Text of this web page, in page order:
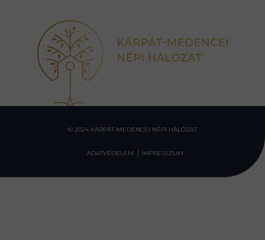
© 2024 KÁRPÁT-MEDENCEI NÉPI HÁLÓZAT
ADATVÉDELEM IMPRESSZUM